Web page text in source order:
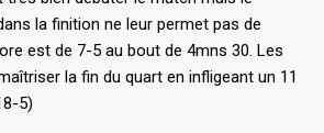
la finition ne leur permet pas de
est de 7-5 au bout de 4mns 30. Les
la fin du quart en infligeant un 11
5)